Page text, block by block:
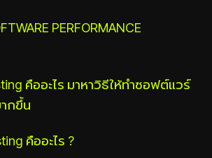
PERFORMANCE
คืออะไร มาหาวิธีให้ทำซอฟต์แวร์
กขึ้น
คืออะไร ?